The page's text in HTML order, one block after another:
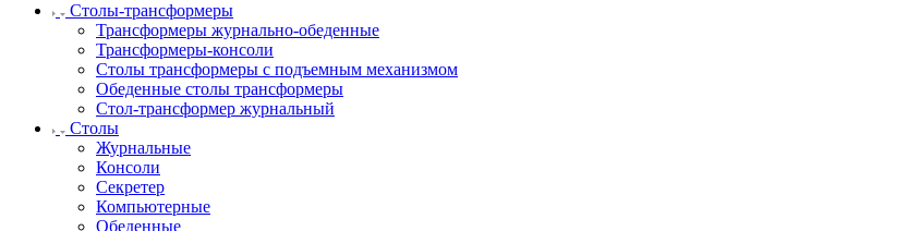
Столы-трансформеры
Трансформеры журнально-обеденные
Трансформеры-консоли
Столы трансформеры с подъемным механизмом
Обеденные столы трансформеры
Стол-трансформер журнальный
Столы
Журнальные
Консоли
Секретер
Компьютерные
Обеденные